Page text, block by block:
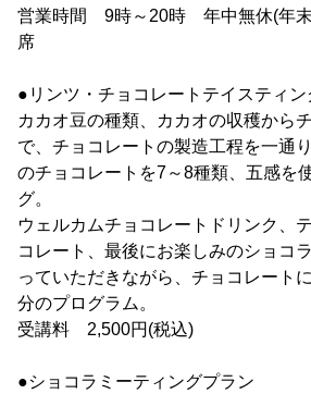
営業時間 9時～20時 年中無休(年
席
●リンツ・チョコレートテイスティン
カカオ豆の種類、カカオの収穫から
で、チョコレートの製造工程を一通
のチョコレートを7～8種類、五感を
グ。
ウェルカムチョコレートドリンク、
コレート、最後にお楽しみのショコ
っていただきながら、チョコレート
分のプログラム。
受講料 2,500円(税込)
●ショコラミーティングプラン